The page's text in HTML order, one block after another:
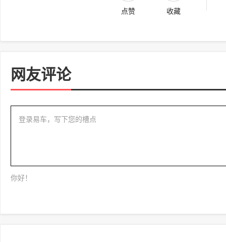
点赞 收藏
网友评论
登录易车，写下您的槽点
你好！